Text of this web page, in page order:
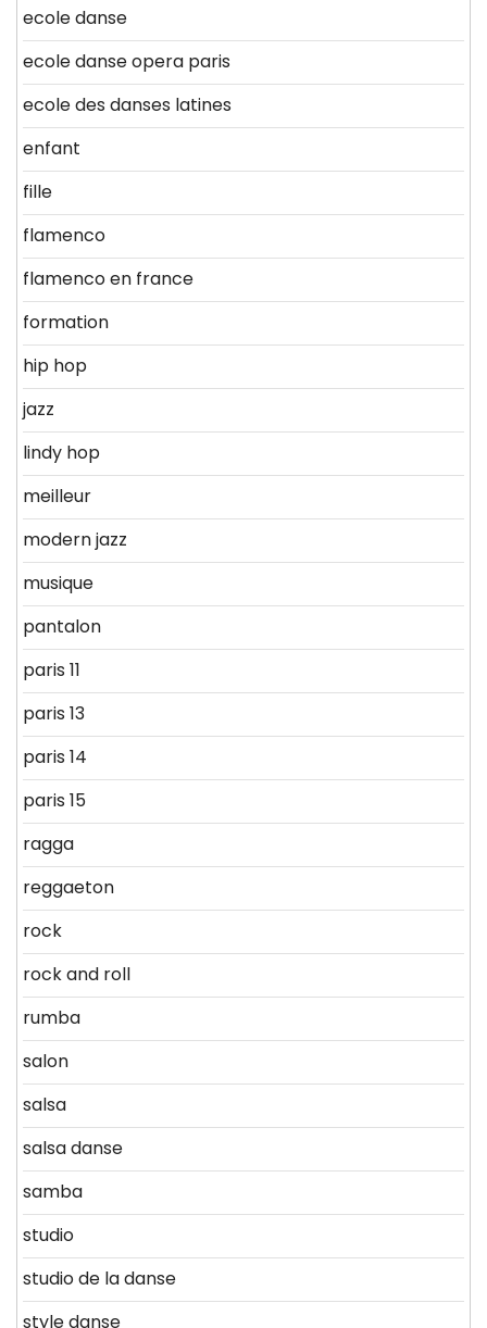
ecole danse
ecole danse opera paris
ecole des danses latines
enfant
fille
flamenco
flamenco en france
formation
hip hop
jazz
lindy hop
meilleur
modern jazz
musique
pantalon
paris 11
paris 13
paris 14
paris 15
ragga
reggaeton
rock
rock and roll
rumba
salon
salsa
salsa danse
samba
studio
studio de la danse
style danse